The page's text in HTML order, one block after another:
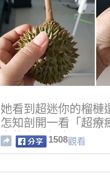
她看到超迷你的榴槤
怎知剖開一看「超療
它的人都想吃了！
1508觀看